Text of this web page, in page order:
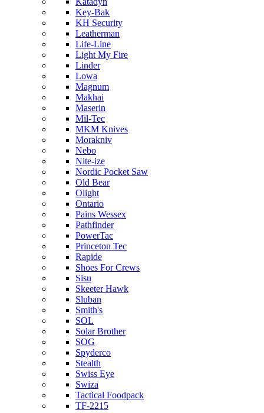
Key-Bak
KH Security
Leatherman
Life-Line
Light My Fire
Linder
Lowa
Magnum
Makhai
Maserin
Mil-Tec
MKM Knives
Morakniv
Nebo
Nite-ize
Nordic Pocket Saw
Old Bear
Olight
Ontario
Pains Wessex
Pathfinder
PowerTac
Princeton Tec
Rapide
Shoes For Crews
Sisu
Skeeter Hawk
Sluban
Smith's
SOL
Solar Brother
SOG
Spyderco
Stealth
Swiss Eye
Swiza
Tactical Foodpack
TF-2215